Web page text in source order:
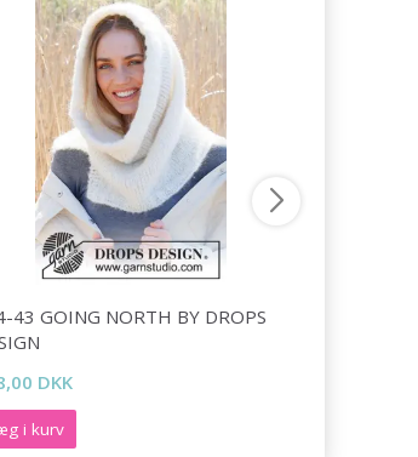
43 GOING NORTH BY DROPS
DKK
i kurv